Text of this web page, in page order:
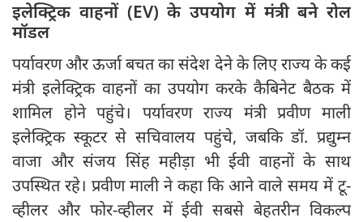
इलेक्ट्रिक वाहनों (EV) के उपयोग में मंत्री बने रोल
मॉडल
पर्यावरण और ऊर्जा बचत का संदेश देने के लिए राज्य के कई
मंत्री इलेक्ट्रिक वाहनों का उपयोग करके कैबिनेट बैठक में
शामिल होने पहुंचे। पर्यावरण राज्य मंत्री प्रवीण माली
इलेक्ट्रिक स्कूटर से सचिवालय पहुंचे, जबकि डॉ. प्रद्युम्न
वाजा और संजय सिंह महीड़ा भी ईवी वाहनों के साथ
उपस्थित रहे। प्रवीण माली ने कहा कि आने वाले समय में टू-
व्हीलर और फोर-व्हीलर में ईवी सबसे बेहतरीन विकल्प